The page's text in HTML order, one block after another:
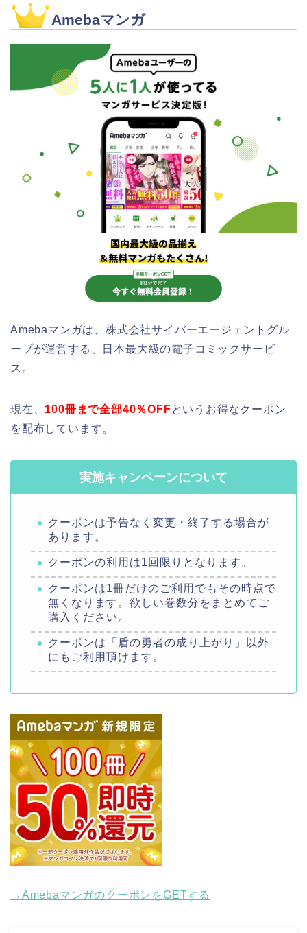
Amebaマンガ
Amebaマンガは、株式会社サイバーエージェントグル
ープが運営する、日本最大級の電子コミックサービ
ス。
現在、 100冊まで全部40％OFFというお得なクーポン
を配布しています。
実施キャンペーンについて
クーポンは予告なく変更・終了する場合が
あります。
クーポンの利用は1回限りとなります。
クーポンは1冊だけのご利用でもその時点で
無くなります。欲しい巻数分をまとめてご
購入ください。
クーポンは「盾の勇者の成り上がり」以外
にもご利用頂けます。
→AmebaマンガのクーポンをGETする